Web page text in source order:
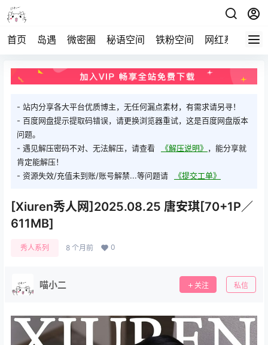
首页 岛遇 微密圈 秘语空间 铁粉空间 网红系列 打
- 站内分享各大平台优质博主，无任何漏点素材，有需求请另寻！
- 百度网盘提示提取码错误，请更换浏览器重试，这是百度网盘版本
问题。
- 遇见解压密码不对、无法解压，请查看
《解压说明》 ，能分享就
肯定能解压！
- 资源失效/充值未到账/账号解禁...等问题请
《提交工单》
[Xiuren秀人网]2025.08.25 唐安琪[70+1P／
611MB]
秀人系列 8 个月前 0
喵小二 关注 私信